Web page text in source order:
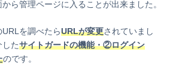
ら管理ページに入ることが出来ました。
を調べたらURLが変更されていまし
たサイトガードの機能・②ログイン
のです。